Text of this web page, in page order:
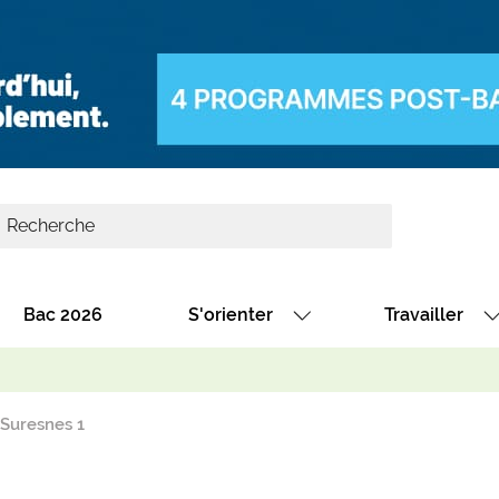
Bac 2026 S'orienter Travailler
1